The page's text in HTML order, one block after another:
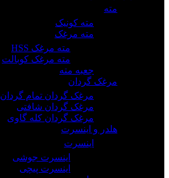
مته
مته کونیک
مته مرغک
مته مرغک HSS
مته مرغک کوبالت
جعبه مته
مرغک گردان
مرغک گردان تمام گردان
مرغک گردان شافتی
مرغک گردان کله گاوی
هلدر و اینسرت
اینسرت
اینسرت جوشی
اینسرت پیچی